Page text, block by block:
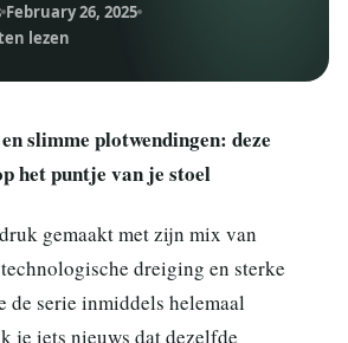
February 26, 2025
lezen
slimme plotwendingen: deze
het puntje van je stoel
gemaakt met zijn mix van
dreiging en sterke
de serie inmiddels helemaal
je iets nieuws dat dezelfde